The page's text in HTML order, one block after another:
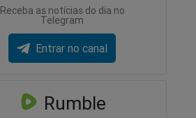
Receba as notícias do dia no
Telegram
Entrar no canal
Rumble